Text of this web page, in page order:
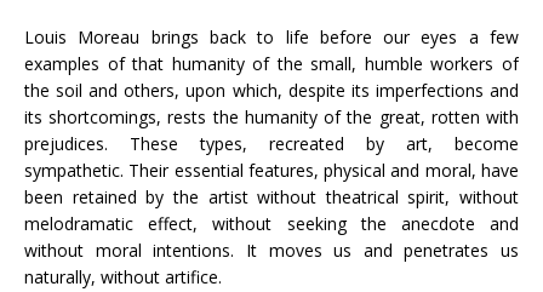
Louis Moreau brings back to life before our eyes a few
examples of that humanity of the small, humble workers of
the soil and others, upon which, despite its imperfections and
its shortcomings, rests the humanity of the great, rotten with
prejudices. These types, recreated by art, become
sympathetic. Their essential features, physical and moral, have
been retained by the artist without theatrical spirit, without
melodramatic effect, without seeking the anecdote and
without moral intentions. It moves us and penetrates us
naturally, without artifice.